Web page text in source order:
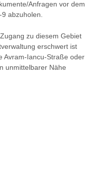
Anfragen vor dem
abzuholen.
zu diesem Gebiet
erschwert ist
Avram-Iancu-Straße oder
unmittelbarer Nähe